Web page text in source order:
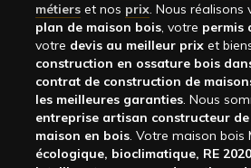
métiers et nos prix. Nous réalisons
plan de maison bois, votre permis
votre devis au meilleur prix et
construction en ossature bois
contrat de construction de
les meilleures garanties. Nous
entreprise artisan constructeur
maison en bois. Votre maison bois
écologique, bioclimatique, RE